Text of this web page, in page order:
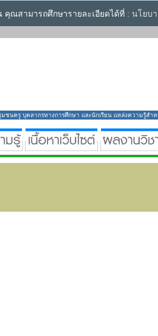
ณสามารถศึกษารายละเอียดได้ที่ : นโยบ
ชนครู บุคลากรทางการศึกษา และนักเรียน แหล่งความรู้สำ